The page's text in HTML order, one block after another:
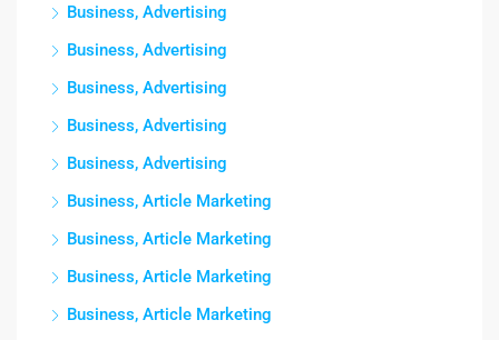
Business, Advertising
Business, Advertising
Business, Advertising
Business, Advertising
Business, Advertising
Business, Article Marketing
Business, Article Marketing
Business, Article Marketing
Business, Article Marketing